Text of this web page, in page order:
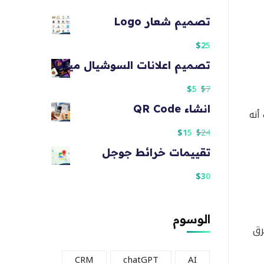
تصميم شعار Logo
$25
تصميم اعلانات السوشيال ميديا
$7
$5
انشاء QR Code
$24
$15
تقييمات خرائط جوجل
$30
الوسوم
AI
chatGPT
CRM